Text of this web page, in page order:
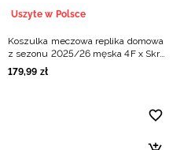
Uszyte w Polsce
Koszulka meczowa replika domowa
z sezonu 2025/26 męska 4F x Skra
Bełchatów - żółta
179,99 zł